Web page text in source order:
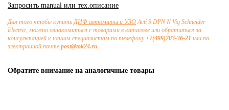
Запросить manual или тех.описание
Для того чтобы купитьДИФ автоматы и УЗОActi 9 DPN N Vig Schneider
Electric, можно ознакомиться с товарами в каталоге или обратиться за
консультацией к нашим специалистам по телефону+7(499)703-36-21 или по
электронной почте post@tok24.ru.
Обратите внимание на аналогичные товары